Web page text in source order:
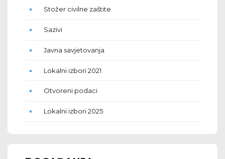
Stožer civilne zaštite
Sazivi
Javna savjetovanja
Lokalni izbori 2021
Otvoreni podaci
Lokalni izbori 2025